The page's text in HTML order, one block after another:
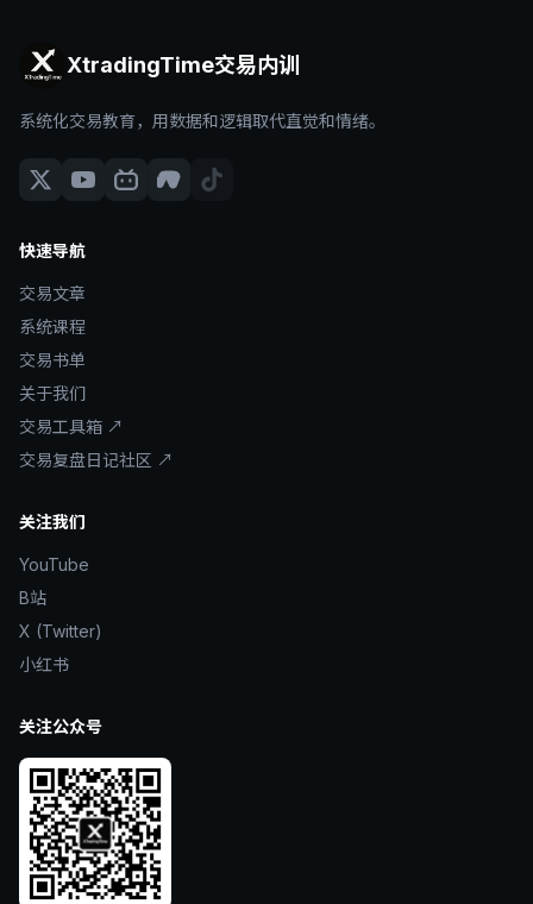
XtradingTime交易内训
系统化交易教育，用数据和逻辑取代直觉和情绪。
快速导航
交易文章
系统课程
交易书单
关于我们
交易工具箱 ↗
交易复盘日记社区 ↗
关注我们
YouTube
B站
X (Twitter)
小红书
关注公众号